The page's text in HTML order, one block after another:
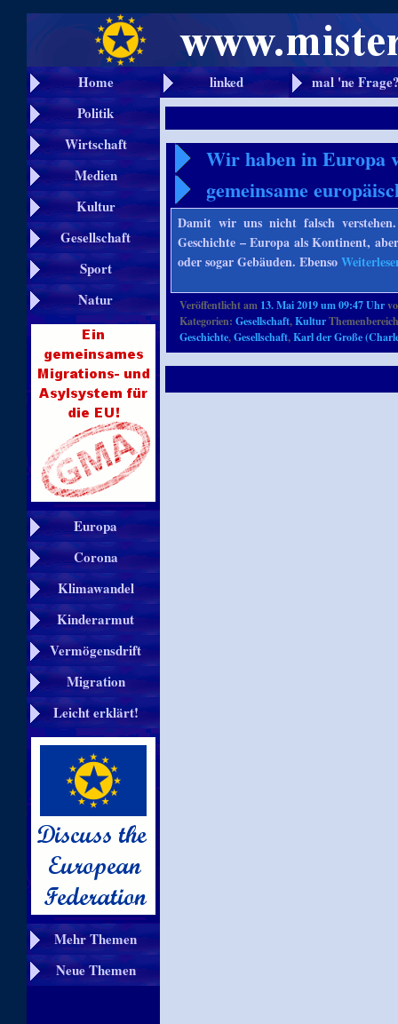
Home linked
mal 'ne
Politik
Wirtschaft
Medien
Kultur
Gesellschaft
Sport
Natur
Europa
Corona
Klimawandel
Kinderarmut
Vermögensdrift
Migration
Leicht erklärt!
Mehr Themen
Neue Themen
Wir haben in Europa
gemeinsame
Damit wir uns nicht falsch
Geschichte – Europa als Kontinent,
oder sogar Gebäuden. Ebenso
Veröffentlicht am 13. Mai 2019 um 09:47 Uhr
Kategorien:Gesellschaft,Kultur
Geschichte,Gesellschaft,Karl der Große